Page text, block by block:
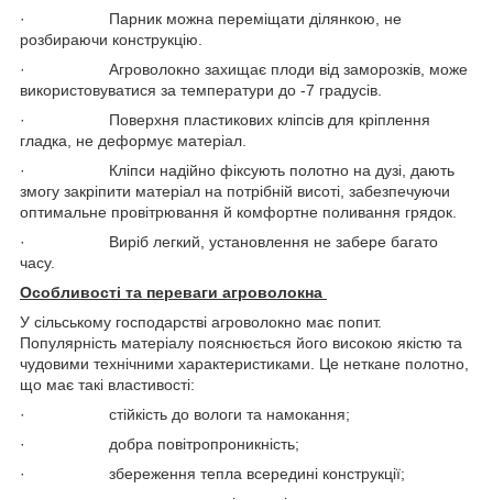
· Парник можна переміщати ділянкою, не
розбираючи конструкцію.
· Агроволокно захищає плоди від заморозків, може
використовуватися за температури до -7 градусів.
· Поверхня пластикових кліпсів для кріплення
гладка, не деформує матеріал.
· Кліпси надійно фіксують полотно на дузі, дають
змогу закріпити матеріал на потрібній висоті, забезпечуючи
оптимальне провітрювання й комфортне поливання грядок.
· Виріб легкий, установлення не забере багато
часу.
Особливості та переваги агроволокна
У сільському господарстві агроволокно має попит.
Популярність матеріалу пояснюється його високою якістю та
чудовими технічними характеристиками. Це неткане полотно,
що має такі властивості:
· стійкість до вологи та намокання;
· добра повітропроникність;
· збереження тепла всередині конструкції;